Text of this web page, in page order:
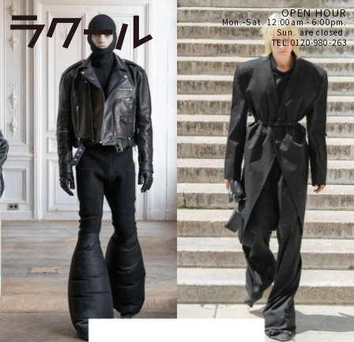
OPEN HOUR
Mon.-Sat. 12:00am - 6:00pm.
Sun. are closed.
TEL:0120-980-263